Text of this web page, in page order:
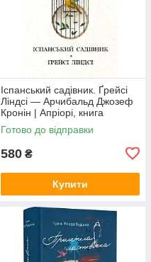
Іспанський садівник. Ґрейсі
Ліндсі — Арчибальд Джозеф
Кронін | Апріорі, книга
українською, нова, тверда
Готово до відправки
580 ₴
Купити